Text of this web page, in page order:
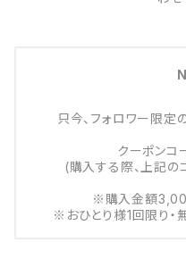
只今、フォロワー限定
クーポンコ
(購入する際、上記の
※購入金額
※おひとり様1回限り・